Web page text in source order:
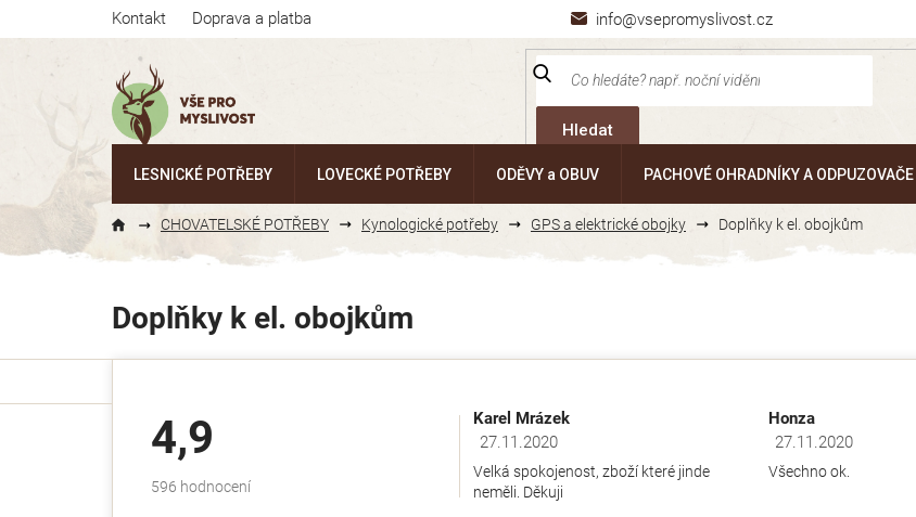
info@vsepromyslivost.cz
Kontakt Doprava a platba
Hledat
LESNICKÉ POTŘEBY LOVECKÉ POTŘEBY ODĚVY a OBUV PACHOVÉ OHRADNÍKY A
CHOVATELSKÉ POTŘEBY Kynologické potřeby GPS a elektrické obojky Doplňky k el. obojkům
Doplňky k el. obojkům
4,9
Průměrné
596 hodnocení
Karel Mrázek
Hodnocení obchodu je 5 z 5 hvězdiček.
27.11.2020
Velká spokojenost, zboží které jinde
neměli. Děkuji
Honza
Hodnocení obchodu
27.11.2020
Všechno ok.